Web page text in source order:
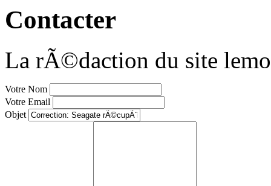
Contacter
La rÃ©daction du site
Votre Nom
Votre Email
Objet